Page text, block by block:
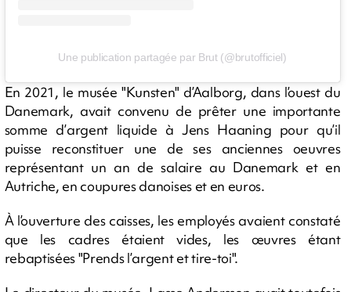
Une publication partagée par Brut (@brutofficiel)
En 2021, le musée "Kunsten" d’Aalborg, dans l’ouest du
Danemark, avait convenu de prêter une importante
somme d’argent liquide à Jens Haaning pour qu’il
puisse reconstituer une de ses anciennes oeuvres
représentant un an de salaire au Danemark et en
Autriche, en coupures danoises et en euros.
À l’ouverture des caisses, les employés avaient constaté
que les cadres étaient vides, les œuvres étant
rebaptisées "Prends l’argent et tire-toi".